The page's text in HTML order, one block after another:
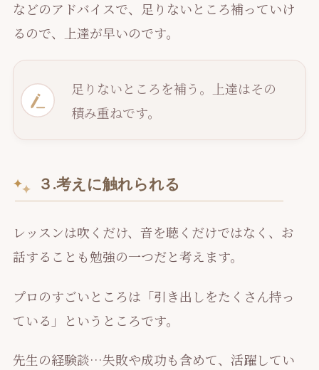
などのアドバイスで、足りないところ補っていけ
るので、上達が早いのです。
足りないところを補う。上達はその
積み重ねです。
３.考えに触れられる
レッスンは吹くだけ、音を聴くだけではなく、お
話することも勉強の一つだと考えます。
プロのすごいところは「引き出しをたくさん持っ
ている」というところです。
先生の経験談…失敗や成功も含めて、活躍してい